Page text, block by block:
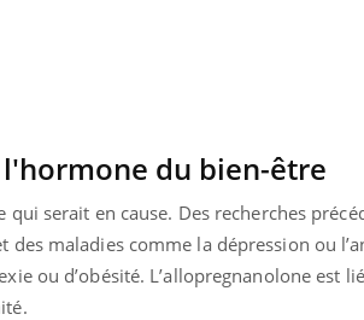
du bien-être
qui serait en cause. Des recherches
maladies comme la dépression ou
ou d’obésité. L’allopregnanolone est